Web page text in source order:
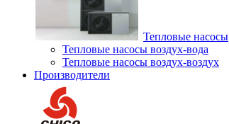
Тепловые насосы
Тепловые насосы воздух-вода
Тепловые насосы воздух-воздух
Производители